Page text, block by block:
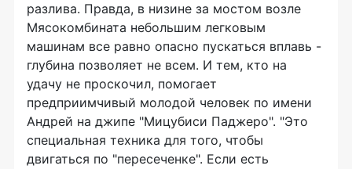
разлива. Правда, в низине за мостом возле
Мясокомбината небольшим легковым
машинам все равно опасно пускаться вплавь -
глубина позволяет не всем. И тем, кто на
удачу не проскочил, помогает
предприимчивый молодой человек по имени
Андрей на джипе "Мицубиси Паджеро". "Это
специальная техника для того, чтобы
двигаться по "пересеченке". Если есть